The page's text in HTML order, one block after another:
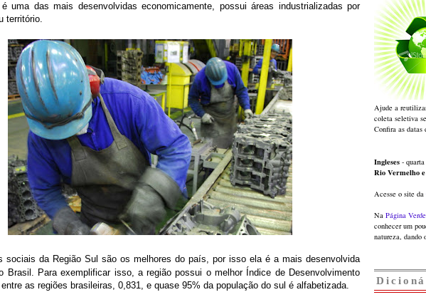
uma das mais desenvolvidas economicamente, possui áreas industrializadas por
território.
sociais da Região Sul são os melhores do país, por isso ela é a mais desenvolvida
Brasil. Para exemplificar isso, a região possui o melhor Índice de Desenvolvimento
as regiões brasileiras, 0,831, e quase 95% da população do sul é alfabetizada.
Ajude a
coleta seletiva
Confira as datas
Ingleses -
Rio Vermelho
Acesse o site da
Na Página
conhecer um
natureza, dando